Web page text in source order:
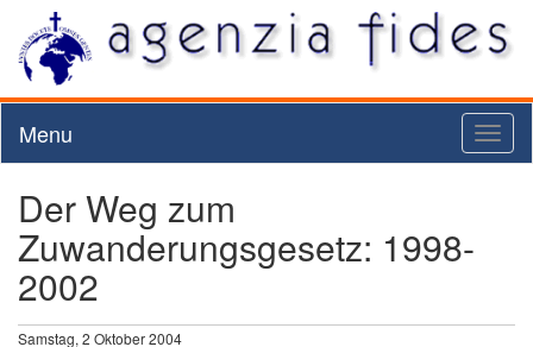
Menu
Der Weg zum
Zuwanderungsgesetz: 1998-
2002
Samstag, 2 Oktober 2004